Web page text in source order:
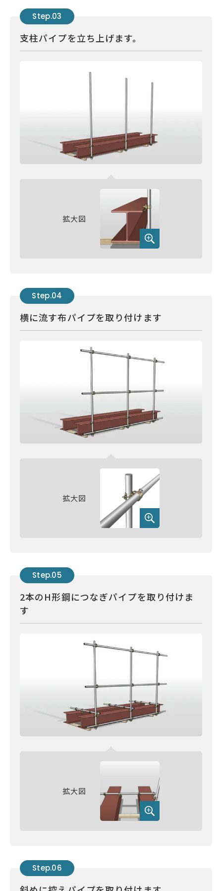
Step.03
支柱パイプを立ち上げます。
拡大図
Step.04
横に流す布パイプを取り付けます
拡大図
Step.05
2本のH形鋼につなぎパイプを取り付けま
す
拡大図
Step.06